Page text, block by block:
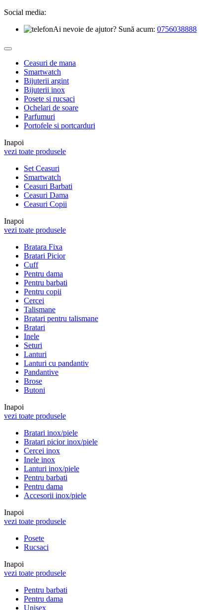
Social media:
Ai nevoie de ajutor? Sună acum: 0756038888
Ceasuri de mana
Smartwatch
Bijuterii argint
Bijuterii inox
Posete si rucsaci
Ochelari de soare
Parfumuri
Portofele si portcarduri
Inapoi
vezi toate produsele
Set Ceasuri
Smartwatch
Ceasuri Barbati
Ceasuri Dama
Ceasuri Copii
Inapoi
vezi toate produsele
Bratara Fixa
Bratari Picior
Cuff
Pentru dama
Pentru barbati
Pentru copii
Cercei
Talismane
Bratari pentru talismane
Bratari
Inele
Seturi
Lanturi
Lanturi cu pandantiv
Pandantive
Brose
Butoni
Inapoi
vezi toate produsele
Bratari inox/piele
Bratari picior inox/piele
Cercei inox
Inele inox
Lanturi inox/piele
Pentru barbati
Pentru dama
Accesorii inox/piele
Inapoi
vezi toate produsele
Posete
Rucsaci
Inapoi
vezi toate produsele
Pentru barbati
Pentru dama
Unisex